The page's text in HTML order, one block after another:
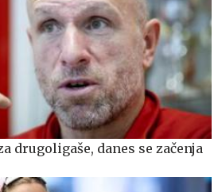
drugoligaše, danes se začenja